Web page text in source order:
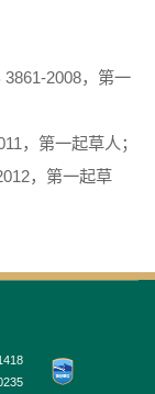
3861-2008，第一
，第一起草人；
，第一起草